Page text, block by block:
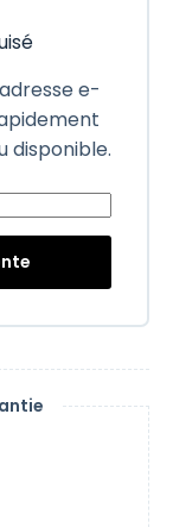
e-
disponible.